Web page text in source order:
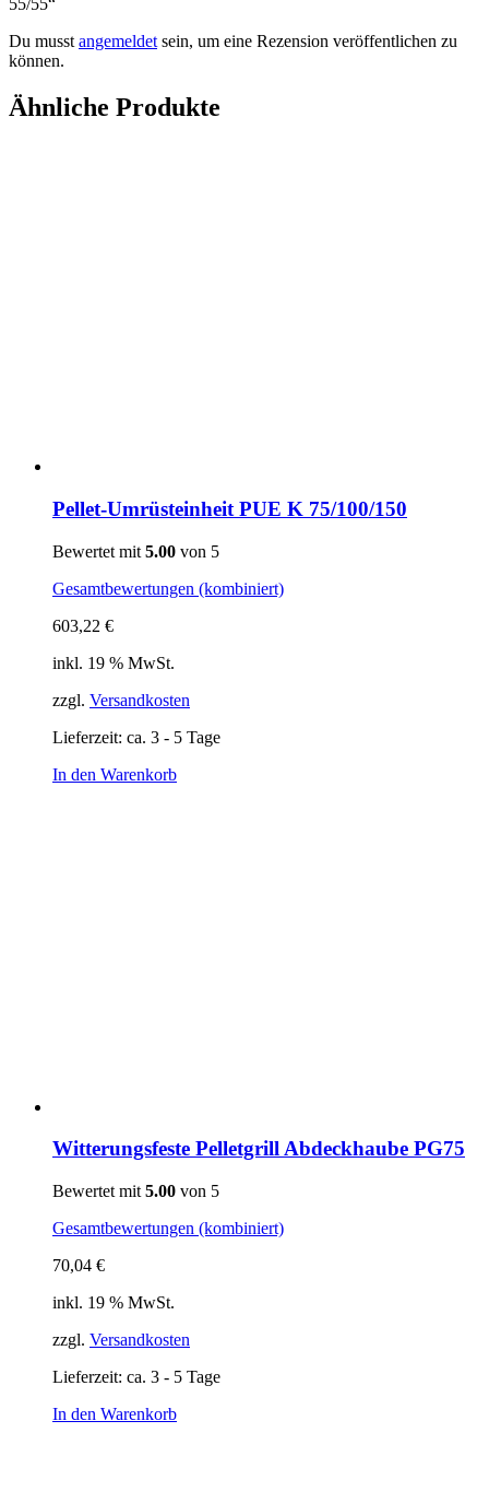
55/55“
Du musst angemeldet sein, um eine Rezension veröffentlichen zu
können.
Ähnliche Produkte
Pellet-Umrüsteinheit PUE K 75/100/150
Bewertet mit 5.00 von 5
Gesamtbewertungen (kombiniert)
603,22 €
inkl. 19 % MwSt.
zzgl. Versandkosten
Lieferzeit: ca. 3 - 5 Tage
In den Warenkorb
Witterungsfeste Pelletgrill Abdeckhaube PG75
Bewertet mit 5.00 von 5
Gesamtbewertungen (kombiniert)
70,04 €
inkl. 19 % MwSt.
zzgl. Versandkosten
Lieferzeit: ca. 3 - 5 Tage
In den Warenkorb